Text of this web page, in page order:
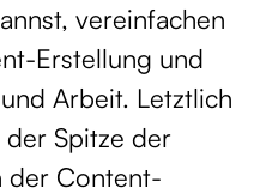
vereinfachen
Erstellung und
Arbeit. Letztlich
der Spitze der
der Content-